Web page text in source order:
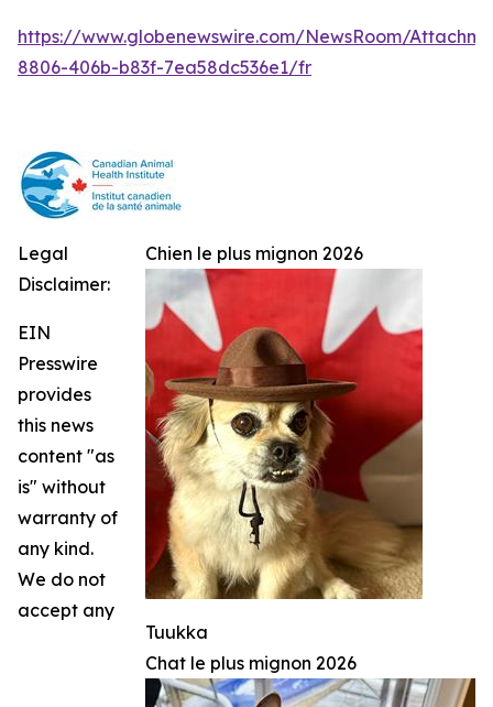
https://www.globenewswire.com/NewsRoom/
8806-406b-b83f-7ea58dc536e1/fr
Chien le plus mignon 2026
Tuukka
Chat le plus mignon 2026
Legal
Disclaimer:
EIN
Presswire
provides
this news
content "as
is" without
warranty of
any kind.
We do not
accept any